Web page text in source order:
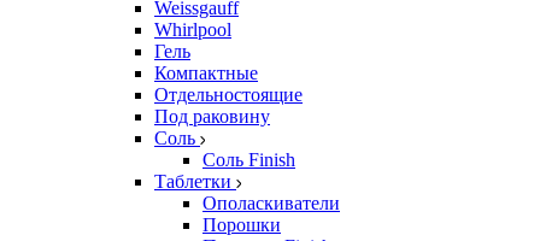
Weissgauff
Whirlpool
Гель
Компактные
Отдельностоящие
Под раковину
Соль
Соль Finish
Таблетки
Ополаскиватели
Порошки